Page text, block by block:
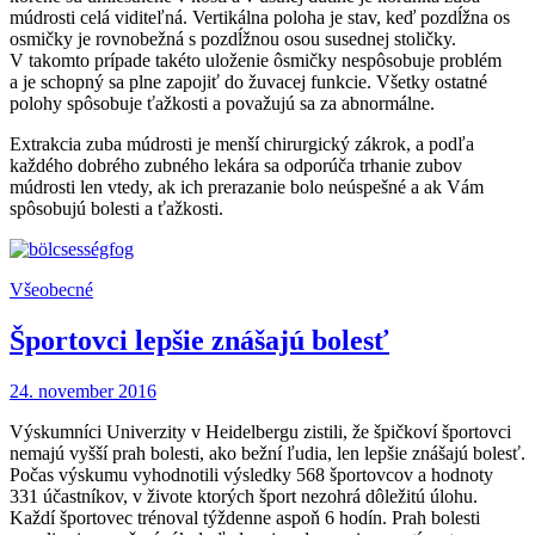
múdrosti celá viditeľná. Vertikálna poloha je stav, keď pozdĺžna os
osmičky je rovnobežná s pozdĺžnou osou susednej stoličky.
V takomto prípade takéto uloženie ôsmičky nespôsobuje problém
a je schopný sa plne zapojiť do žuvacej funkcie. Všetky ostatné
polohy spôsobuje ťažkosti a považujú sa za abnormálne.
Extrakcia zuba múdrosti je menší chirurgický zákrok, a podľa
každého dobrého zubného lekára sa odporúča trhanie zubov
múdrosti len vtedy, ak ich prerazanie bolo neúspešné a ak Vám
spôsobujú bolesti a ťažkosti.
Všeobecné
Športovci lepšie znášajú bolesť
24. november 2016
Výskumníci Univerzity v Heidelbergu zistili, že špičkoví športovci
nemajú vyšší prah bolesti, ako bežní ľudia, len lepšie znášajú bolesť.
Počas výskumu vyhodnotili výsledky 568 športovcov a hodnoty
331 účastníkov, v živote ktorých šport nezohrá dôležitú úlohu.
Každí športovec trénoval týždenne aspoň 6 hodín. Prah bolesti